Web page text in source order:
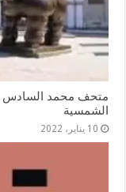
متحف محمد السادس
الشمسية
10 يناير، 2022